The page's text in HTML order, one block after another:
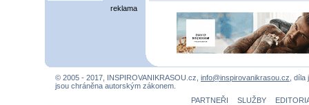
reklama
© 2005 - 2017, INSPIROVANIKRASOU.cz, info@inspirovanikrasou.cz ,
jsou chráněna autorským zákonem.
PARTNEŘI
SLUŽBY